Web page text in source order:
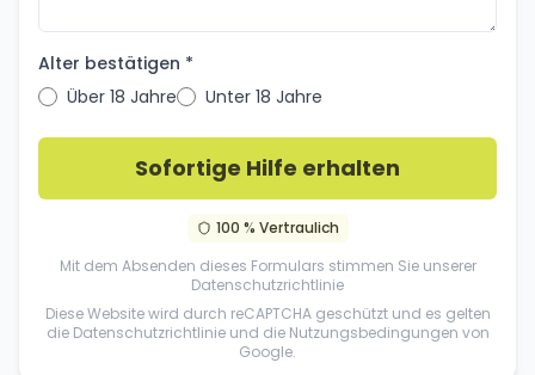
Alter bestätigen *
Über 18 Jahre
Unter 18 Jahre
Sofortige Hilfe erhalten
100 % Vertraulich
Mit dem Absenden dieses Formulars stimmen Sie unserer
Datenschutzrichtlinie
Diese Website wird durch reCAPTCHA geschützt und es gelten
die Datenschutzrichtlinie und die Nutzungsbedingungen von
Google.